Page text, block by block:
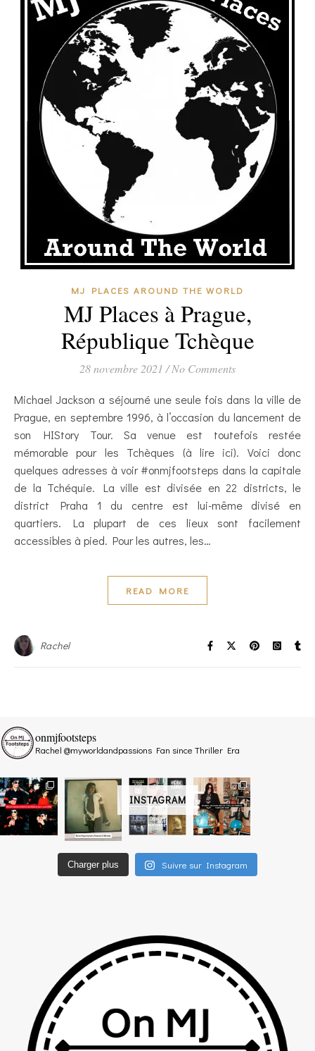
MJ PLACES AROUND THE WORLD
MJ Places à Prague,
République Tchèque
28 novembre 2021 / No Comments
Michael Jackson a séjourné une seule fois dans la ville de
Prague, en septembre 1996, à l’occasion du lancement de
son HIStory Tour. Sa venue est toutefois restée
mémorable pour les Tchèques (à lire ici). Voici donc
quelques adresses à voir #onmjfootsteps dans la capitale
de la Tchéquie. La ville est divisée en 22 districts, le
district Praha 1 du centre est lui-même divisé en
quartiers. La plupart de ces lieux sont facilement
accessibles à pied. Pour les autres, les…
READ MORE
Rachel
INSTAGRAM
onmjfootsteps
Rachel @myworldandpassions Fan since Thriller Era
Charger plus Suivre sur Instagram